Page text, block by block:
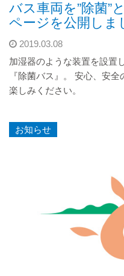
バス車両を”除菌”
ページを公開しま
2019.03.08
加湿器のような装置を設置
『除菌バス』。 安心、安
楽しみください。
お知らせ